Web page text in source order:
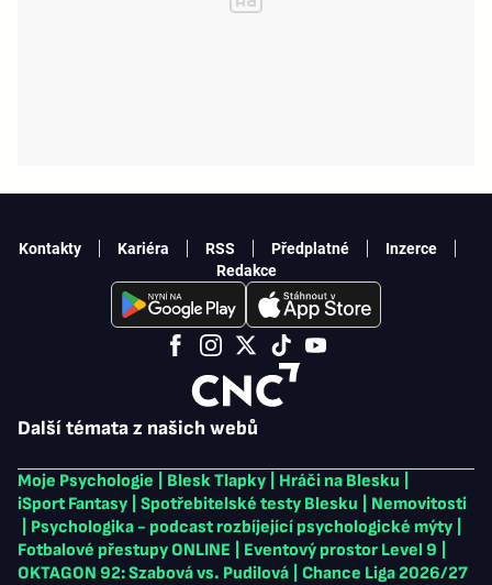
Další témata z našich webů
Moje Psychologie Blesk Tlapky Hráči na Blesku
iSport Fantasy
Spotřebitelské testy Blesku
Nemovitosti
Psychologika - podcast rozbíjející psychologické mýty
Fotbalové přestupy ONLINE
Eventový prostor Level 9
OKTAGON 92: Szabová vs. Pudilová
Chance Liga 2026/27
Kontakty Kariéra RSS Předplatné
Inzerce
Redakce